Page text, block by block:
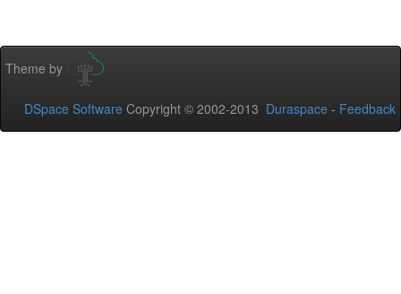
Theme by
DSpace Software Copyright © 2002-2013 Duraspace - Feedback